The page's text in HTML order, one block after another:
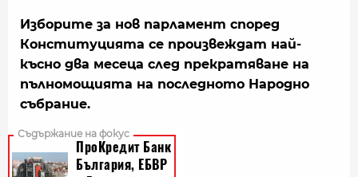
Изборите за нов парламент според
Конституцията се произвеждат най-
късно два месеца след прекратяване на
пълномощията на последното Народно
събрание.